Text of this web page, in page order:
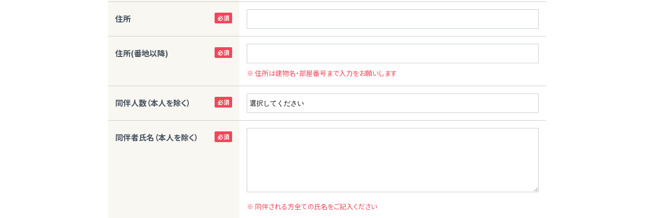
住所
住所(番地以降)
※ 住所は建物名・部屋番号まで入力をお願いします
同伴人数（本人を除く）
同伴者氏名（本人を除く）
※ 同伴される方全ての氏名をご記入ください